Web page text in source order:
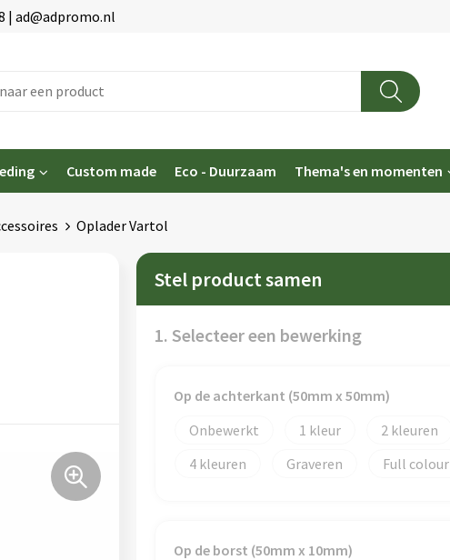
| ad@adpromo.nl
Custom made Eco - Duurzaam Thema's en momenten
Oplader Vartol
Stel product samen
1. Selecteer een bewerking
Op de achterkant (50mm x 50mm)
Onbewerkt
1 2
4
Graveren Full colour
Op de borst (50mm x 10mm)